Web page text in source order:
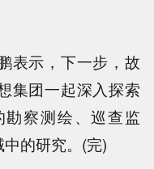
表示，下一步，故
集团一起深入探索
察测绘、巡查监
的研究。(完)